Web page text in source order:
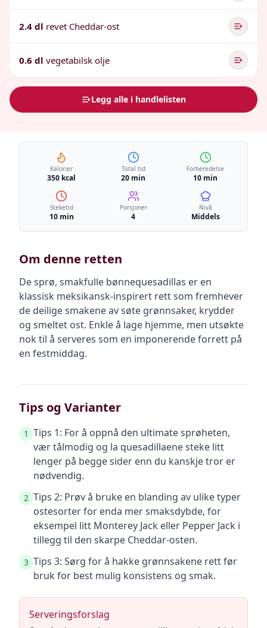
2.4 dl revet Cheddar-ost
0.6 dl vegetabilsk olje
Legg alle i handlelisten
Kalorier
350 kcal
Total tid
20 min
Forberedelse
10 min
Steketid
10 min
Porsjoner
4
Nivå
Middels
Om denne retten
De sprø, smakfulle bønnequesadillas er en
klassisk meksikansk-inspirert rett som fremhever
de deilige smakene av søte grønnsaker, krydder
og smeltet ost. Enkle å lage hjemme, men utsøkte
nok til å serveres som en imponerende forrett på
en festmiddag.
Tips og Varianter
1 Tips 1: For å oppnå den ultimate sprøheten,
vær tålmodig og la quesadillaene steke litt
lenger på begge sider enn du kanskje tror er
nødvendig.
2 Tips 2: Prøv å bruke en blanding av ulike typer
ostesorter for enda mer smaksdybde, for
eksempel litt Monterey Jack eller Pepper Jack i
tillegg til den skarpe Cheddar-osten.
3 Tips 3: Sørg for å hakke grønnsakene rett før
bruk for best mulig konsistens og smak.
Serveringsforslag